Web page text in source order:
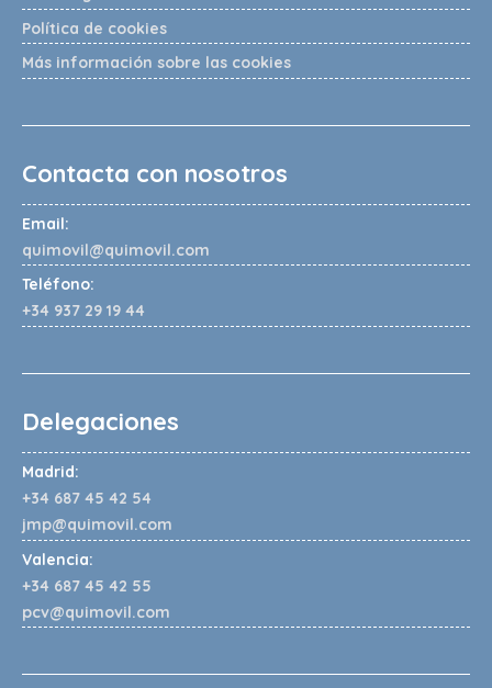
Política de cookies
Más información sobre las cookies
Contacta con nosotros
Email:
quimovil@quimovil.com
Teléfono:
+34 937 29 19 44
Delegaciones
Madrid:
+34 687 45 42 54
jmp@quimovil.com
Valencia:
+34 687 45 42 55
pcv@quimovil.com